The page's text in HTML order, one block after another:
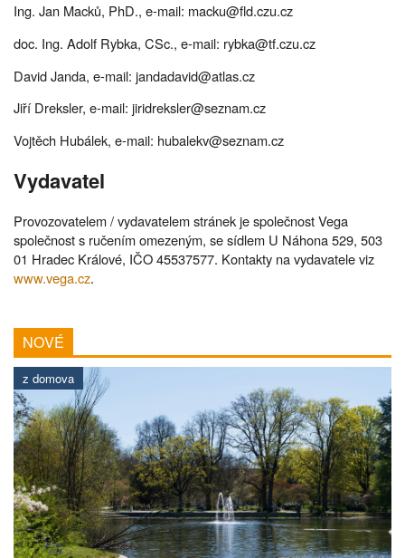
Ing. Jan Macků, PhD., e-mail: macku@fld.czu.cz
doc. Ing. Adolf Rybka, CSc., e-mail: rybka@tf.czu.cz
David Janda, e-mail: jandadavid@atlas.cz
Jiří Dreksler, e-mail: jiridreksler@seznam.cz
Vojtěch Hubálek, e-mail: hubalekv@seznam.cz
Vydavatel
Provozovatelem / vydavatelem stránek je společnost Vega
společnost s ručením omezeným, se sídlem U Náhona 529, 503
01 Hradec Králové, IČO 45537577. Kontakty na vydavatele viz
www.vega.cz.
NOVÉ
z domova